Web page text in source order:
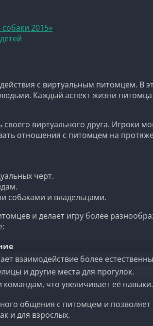
2015»
с виртуальным питомцем. В
Каждый аспект жизни
виртуального друга. Игроки
отношения с питомцем на
черт.
собаками и владельцами.
и делает игру более
взаимодействие более
и другие места для прогулок.
что увеличивает её навыки.
общения с питомцем и позволяет
и для взрослых.